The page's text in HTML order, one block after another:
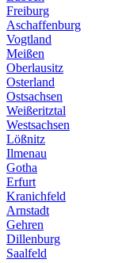
Freiburg
Aschaffenburg
Vogtland
Meißen
Oberlausitz
Osterland
Ostsachsen
Weißeritztal
Westsachsen
Lößnitz
Ilmenau
Gotha
Erfurt
Kranichfeld
Arnstadt
Gehren
Dillenburg
Saalfeld